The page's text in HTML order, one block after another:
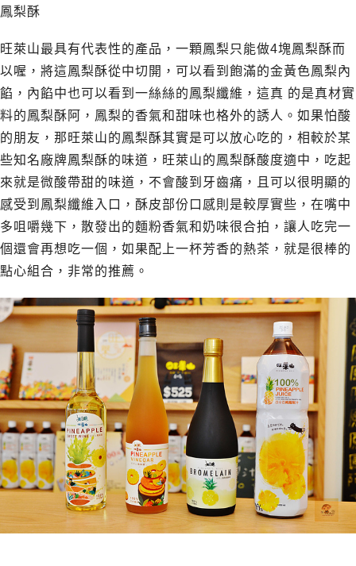
鳳梨酥
旺萊山最具有代表性的產品，一顆鳳梨只能做4塊鳳梨酥而
以喔，將這鳳梨酥從中切開，可以看到飽滿的金黃色鳳梨內
餡，內餡中也可以看到一絲絲的鳳梨纖維，這真 的是真材實
料的鳳梨酥阿，鳳梨的香氣和甜味也格外的誘人。如果怕酸
的朋友，那旺萊山的鳳梨酥其實是可以放心吃的，相較於某
些知名廠牌鳳梨酥的味道，旺萊山的鳳梨酥酸度適中，吃起
來就是微酸帶甜的味道，不會酸到牙齒痛，且可以很明顯的
感受到鳳梨纖維入口，酥皮部份口感則是較厚實些，在嘴中
多咀嚼幾下，散發出的麵粉香氣和奶味很合拍，讓人吃完一
個還會再想吃一個，如果配上一杯芳香的熱茶，就是很棒的
點心組合，非常的推薦。